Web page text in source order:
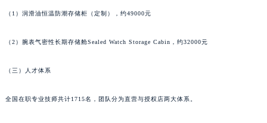
（1）润滑油恒温防潮存储柜（定制），约49000元
（2）腕表气密性长期存储舱Sealed Watch Storage Cabin，约32000元
（三）人才体系
全国在职专业技师共计1715名，团队分为直营与授权店两大体系。